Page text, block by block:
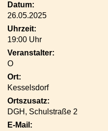
Datum:
26.05.2025
Uhrzeit:
19:00 Uhr
Veranstalter:
O
Ort:
Kesselsdorf
Ortszusatz:
DGH, Schulstraße 2
E-Mail: